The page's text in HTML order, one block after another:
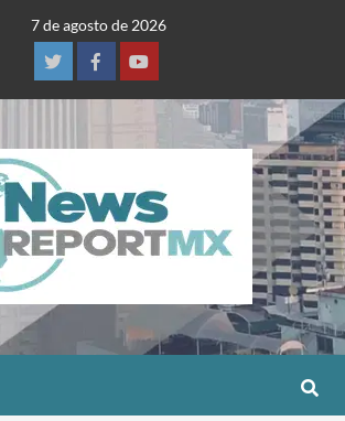
7 de agosto de 2026
TwitterFacebookYoutube